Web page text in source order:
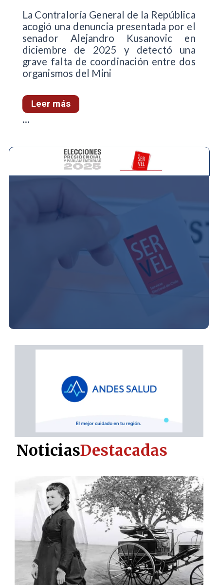
La Contraloría General de la República
acogió una denuncia presentada por el
senador Alejandro Kusanovic en
diciembre de 2025 y detectó una
grave falta de coordinación entre dos
organismos del Mini
Leer más
...
NoticiasDestacadas